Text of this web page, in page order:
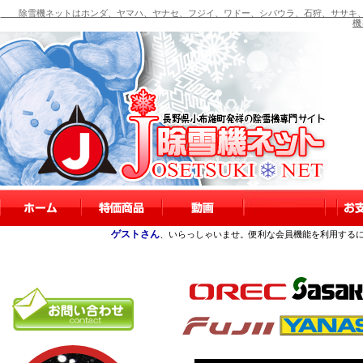
除雪機ネットはホンダ、ヤマハ、ヤナセ、フジイ、ワドー、シバウラ、石狩、ササキ
機
ゲストさん 、いらっしゃいませ。便利な会員機能を利用する